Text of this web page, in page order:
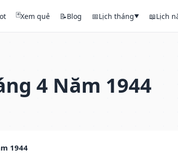
🃏Xem quẻ 📝Blog 📅Lịch tháng▼ 📖Lịch
4 Năm 1944
1944